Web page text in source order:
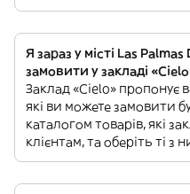
Я зараз у місті Las
замовити у закладі
Заклад «Cielo» пропонує
які ви можете замовити
каталогом товарів, які
клієнтам, та оберіть ті з